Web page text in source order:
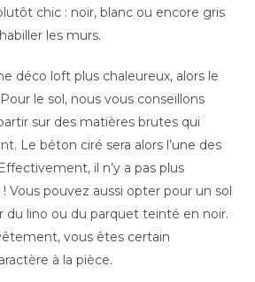
chic : noir, blanc ou encore gris
les murs.
déco loft plus chaleureux, alors le
le sol, nous vous conseillons
sur des matières brutes qui
Le béton ciré sera alors l’une des
il n’y a pas plus
Vous pouvez aussi opter pour un sol
du lino ou du parquet teinté en noir.
vous êtes certain
à la pièce.